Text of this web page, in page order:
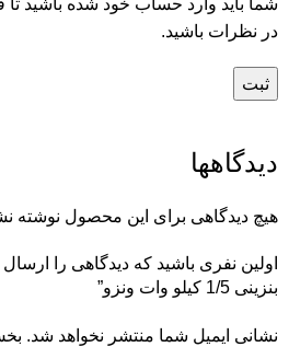
شما باید وارد حساب خود شده باشید تا
در نظرات باشید.
دیدگاهها
هیچ دیدگاهی برای این محصول نوشته
اولین نفری باشید که دیدگاهی را
بنزینی 1/5 کیلو وات ونزو”
نشانی ایمیل شما منتشر نخواهد شد.